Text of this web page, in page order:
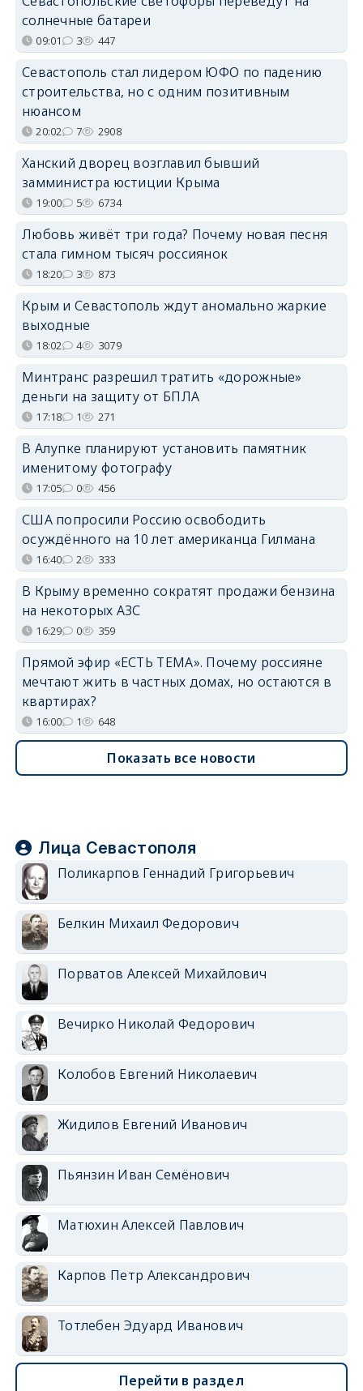
солнечные батареи
09:01 3 447
Севастополь стал лидером ЮФО по падению
строительства, но с одним позитивным
нюансом
20:02 7 2908
Ханский дворец возглавил бывший
замминистра юстиции Крыма
19:00 5 6734
Любовь живёт три года? Почему новая песня
стала гимном тысяч россиянок
18:20 3 873
Крым и Севастополь ждут аномально жаркие
выходные
18:02 4 3079
Минтранс разрешил тратить «дорожные»
деньги на защиту от БПЛА
17:18 1 271
В Алупке планируют установить памятник
именитому фотографу
17:05 0 456
США попросили Россию освободить
осуждённого на 10 лет американца Гилмана
16:40 2 333
В Крыму временно сократят продажи бензина
на некоторых АЗС
16:29 0 359
Прямой эфир «ЕСТЬ ТЕМА». Почему россияне
мечтают жить в частных домах, но остаются в
квартирах?
16:00 1 648
Показать все новости
Лица Севастополя
Поликарпов Геннадий Григорьевич
Белкин Михаил Федорович
Порватов Алексей Михайлович
Вечирко Николай Федорович
Колобов Евгений Николаевич
Жидилов Евгений Иванович
Пьянзин Иван Семёнович
Матюхин Алексей Павлович
Карпов Петр Александрович
Тотлебен Эдуард Иванович
Перейти в раздел